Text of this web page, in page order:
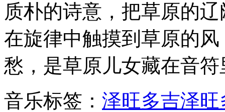
质朴的诗意，把草原的
在旋律中触摸到草原的
愁，是草原儿女藏在音
音乐标签： 泽旺多吉泽旺